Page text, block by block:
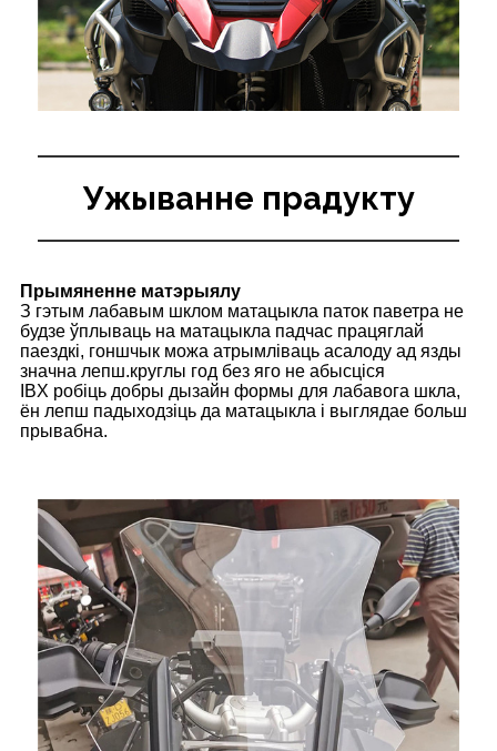
Ужыванне прадукту
Прымяненне матэрыялу
З гэтым лабавым шклом матацыкла паток паветра не
будзе ўплываць на матацыкла падчас працяглай
паездкі, гоншчык можа атрымліваць асалоду ад язды
значна лепш.круглы год без яго не абысціся
IBX робіць добры дызайн формы для лабавога шкла,
ён лепш падыходзіць да матацыкла і выглядае больш
прывабна.